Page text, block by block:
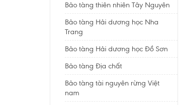
Bảo tàng thiên nhiên Tây Nguyên
Bảo tàng Hải dương học Nha
Trang
Bảo tàng Hải dương học Đồ Sơn
Bảo tàng Địa chất
Bảo tàng tài nguyên rừng Việt
nam